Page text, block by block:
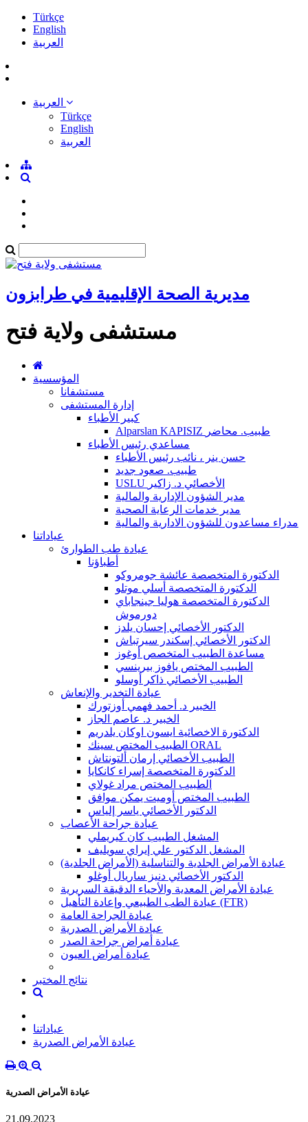
Türkçe
English
العربية
Türkçe
English
العربية
مديرية الصحة الإقليمية في طرابزون
مستشفى ولاية فتح
المؤسسية
مستشفانا
إدارة المستشفى
كبير الأطباء
Alparslan KAPISIZ طبيب. محاضر
مساعدي رئيس الأطباء
حسن ينر ، نائب رئيس الأطباء
طبيب. صعود جديد
USLU الأخصائي د. زاكير
مدير الشؤون الإدارية والمالية
مدير خدمات الرعاية الصحية
مدراء مساعدون للشؤون الادارية والمالية
عياداتنا
عيادة طب الطوارئ
أطباؤنا
الدكتورة المتخصصة عائشة جومروكو
الدكتورة المتخصصة أسلي موتلو
الدكتورة المتخصصة هوليا جينجاباي
دورموش
الدكتور الأخصائي إحسان يلدز
الدكتور الأخصائي إسكندر سيرتباش
مساعدة الطبيب المتخصص أوغوز
الطبيب المختص يافوز بيرينسي
الطبيب الأخصائي ذاكر أوسلو
عيادة التخدير والإنعاش
الخبير د. أحمد فهمي أوزتورك
الخبير د. عاصم الجاز
الدكتورة الاخصائية ايسون اوكان يلدريم
الطبيب المختص سينك ORAL
الطبيب الأخصائي إرمان ألتونتاش
الدكتورة المتخصصة إسراء كانكايا
الطبيب المختص مراد غولاي
الطبيب المختص أوميت يمكن موافق
الدكتور الأخصائي ياسر إلياس
عيادة جراحة الأعصاب
المشغل الطبيب كان كيريملي
المشغل الدكتور علي إيراي سويليف
عيادة الأمراض الجلدية والتناسلية (الأمراض الجلدية)
الدكتور الأخصائي دنيز ساريال أوغلو
عيادة الأمراض المعدية والأحياء الدقيقة السريرية
عيادة الطب الطبيعي وإعادة التأهيل (FTR)
عيادة الجراحة العامة
عيادة الأمراض الصدرية
عيادة أمراض جراحة الصدر
عيادة أمراض العيون
نتائج المختبر
عياداتنا
عيادة الأمراض الصدرية
عيادة الأمراض الصدرية
21.09.2023